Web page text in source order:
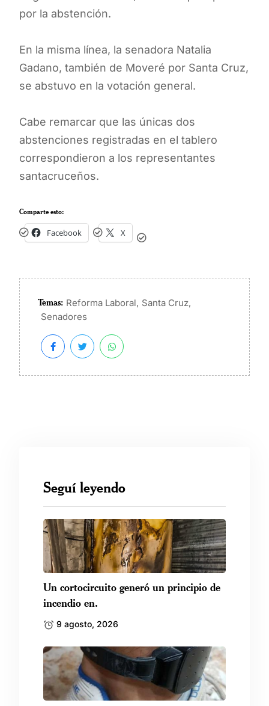
por la abstención.
En la misma línea, la senadora Natalia
Gadano, también de Moveré por Santa Cruz,
se abstuvo en la votación general.
Cabe remarcar que las únicas dos
abstenciones registradas en el tablero
correspondieron a los representantes
santacruceños.
Comparte esto:
Facebook X
Temas: Reforma Laboral, Santa Cruz,
Senadores
Seguí leyendo
Un cortocircuito generó un principio de
incendio en.
9 agosto, 2026